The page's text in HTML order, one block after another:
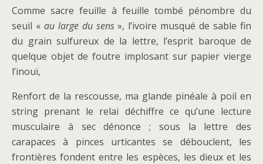
Comme sacre feuille à feuille tombé pénombre du
seuil « au large du sens», l’ivoire musqué de sable fin
du grain sulfureux de la lettre, l’esprit baroque de
quelque objet de foutre implosant sur papier vierge
l’inouï,
Renfort de la rescousse, ma glande pinéale à poil en
string prenant le relai déchiffre ce qu’une lecture
musculaire à sec dénonce ; sous la lettre des
carapaces à pinces urticantes se débouclent, les
frontières fondent entre les espèces, les dieux et les